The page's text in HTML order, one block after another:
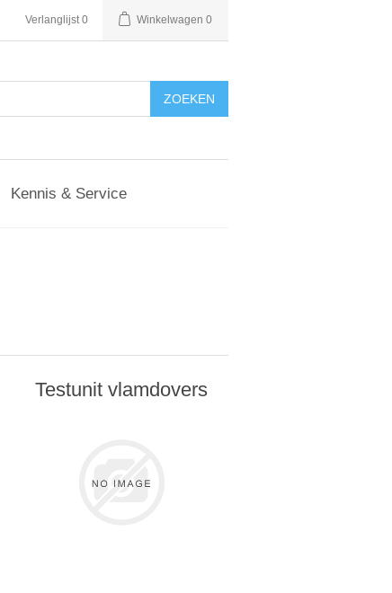
Verlanglijst 0 Winkelwagen 0
Kennis & Service
Testunit vlamdovers